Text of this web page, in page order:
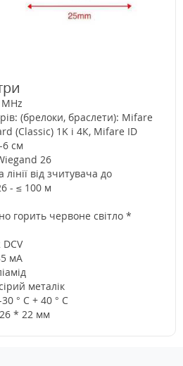
(брелоки, браслети): Mifare
(Classic) 1K і 4К, Mifare ID
6 см
26
від зчитувача до
- ≤ 100 м
горить червоне світло *
мА
металік
° C + 40 ° C
* 22 мм